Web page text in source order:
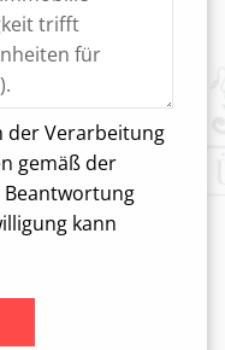
der Verarbeitung
gemäß der
Beantwortung
kann